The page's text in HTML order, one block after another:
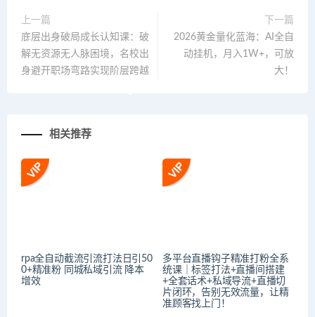
上一篇
底层出身破局成长认知课：破
解无资源无人脉困境，名校出
身避开职场弯路实现阶层跨越
下一篇
2026黄金量化蓝海：AI全自
动挂机，月入1W+，可放
大！
相关推荐
rpa全自动截流引流打法日引50
0+精准粉 同城私域引流 降本
增效
多平台直播钩子精准打粉全系
统课｜标签打法+直播间搭建
+全套话术+私域导流+直播切
片闭环，告别无效流量，让精
准顾客找上门！